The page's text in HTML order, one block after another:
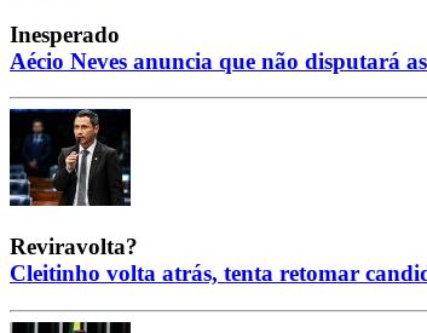
Inesperado
Aécio Neves anuncia que não disputará
Reviravolta?
Cleitinho volta atrás, tenta retomar